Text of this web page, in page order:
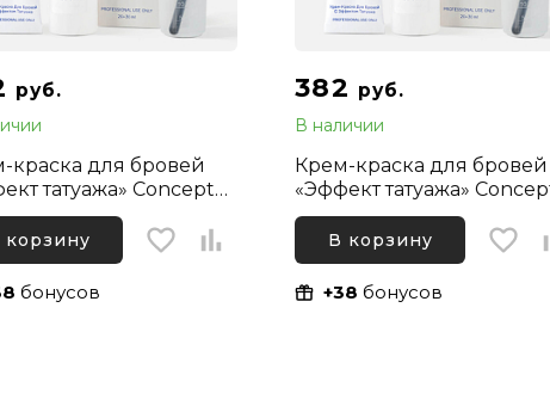
руб.
краска для бровей
татуажа» Concept
Effect, Черный
корзину
бонусов
382 руб.
В наличии
Крем-краска для бровей
«Эффект татуажа»
Tatouage Effect,
Коричневый
В корзину
+38 бонусов